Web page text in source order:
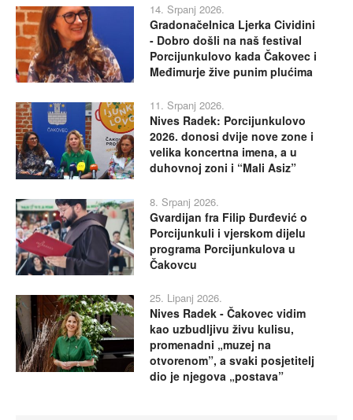
14. Srpanj 2026.
Gradonačelnica Ljerka Cividini
- Dobro došli na naš festival
Porcijunkulovo kada Čakovec i
Međimurje žive punim plućima
11. Srpanj 2026.
Nives Radek: Porcijunkulovo
2026. donosi dvije nove zone i
velika koncertna imena, a u
duhovnoj zoni i “Mali Asiz”
8. Srpanj 2026.
Gvardijan fra Filip Đurđević o
Porcijunkuli i vjerskom dijelu
programa Porcijunkulova u
Čakovcu
25. Lipanj 2026.
Nives Radek - Čakovec vidim
kao uzbudljivu živu kulisu,
promenadni „muzej na
otvorenom”, a svaki posjetitelj
dio je njegova „postava”